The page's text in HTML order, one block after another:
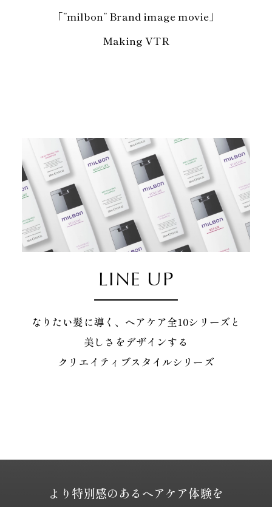
「”milbon” Brand image movie」
Making VTR
LINE UP
なりたい髪に導く、ヘアケア全10シリーズと
美しさをデザインする
クリエイティブスタイルシリーズ
より特別感のあるヘアケア体験を